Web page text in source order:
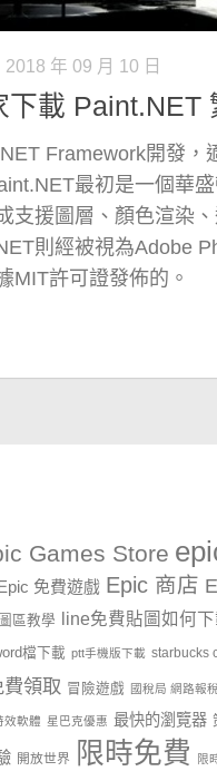
2018 年 09 月 10 日
下載 Paint.NET
Framework開發
最初是一個華
支援圖層、顏色渲染
則經被視為Adobe
MIT許可證發佈的。
Games Store
免費遊戲 Epic 商店
區教學 line免費貼圖如何
檔下載 ptt手機版下載 starbucks
費領取 冒險遊戲 國稅局 網路報
效軟體 星巴克優惠 最快的瀏覽器
開放世界 限時免費 限